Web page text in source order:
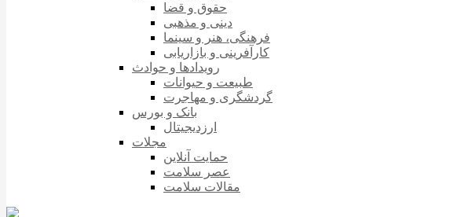
حقوق و قضا
دینی و مذهبی
فرهنگی، هنر و سینما
کارآفرینی و بازاریابی
رویدادها و حوادث
طبیعت و حیوانات
گردشگری و مهاجرت
بانک و بورس
ارزدیجیتال
مجلات
حمایت آنلاین
عصر سلامت
مقالات سلامت